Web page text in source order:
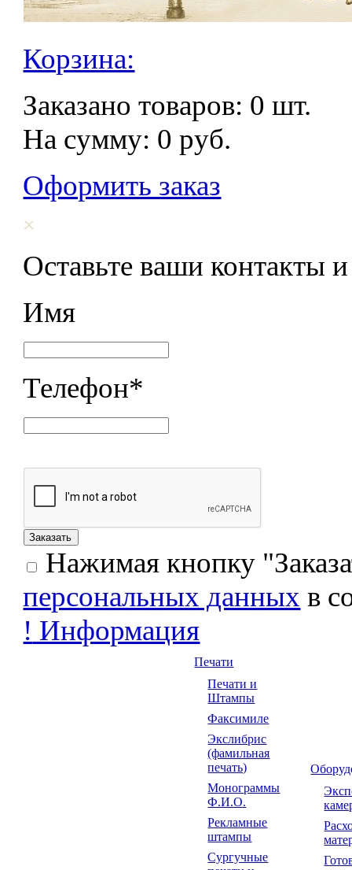
Корзина:
Заказано товаров: 0 шт.
На сумму: 0 руб.
Оформить заказ
Оставьте ваши контакты
Имя
Телефон*
Нажимая кнопку
персональных данных в
! Информация
Печати
Печати и
Штампы
Факсимиле
Экслибрис
(фамильная
печать)
Монограммы
Ф.И.О.
Рекламные
штампы
Сургучные